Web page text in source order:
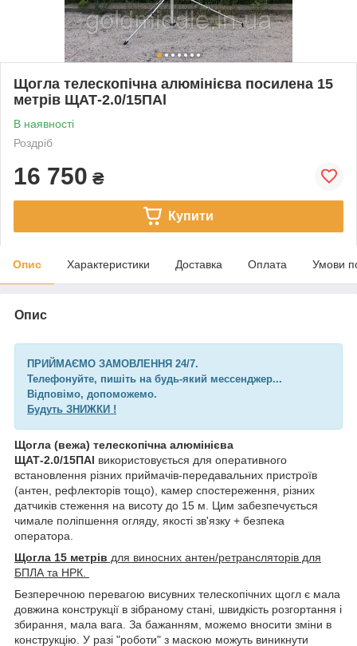
Щогла телескопічна алюмінієва посилена 15
метрів ЩАТ-2.0/15ПAl
В наявності
Роздріб
16 750 ₴
Купити
Опис Характеристики Доставка Оплата Умови
Опис
ПРИЙМАЄМО ЗАМОВЛЕННЯ 24/7.
Телефонуйте, пишіть на будь-який мессенджер...
Відповімо, допоможемо.
Будуть ЗНИЖКИ !
Щогла (вежа) телескопічна алюмінієва
ЩАТ-2.0/15ПAl використовується для оперативного
встановлення різних приймачів-передавальних пристроїв
(антен, рефлекторів тощо), камер спостереження, різних
датчиків стеження на висоту до 15 м. Цим забезпечується
чимале поліпшення огляду, якості зв'язку + безпека
оператора.
Щогла 15 метрів для виносних антен/ретрансляторів для
БПЛА та НРК.
Безперечною перевагою висувних телескопічних щогл є мала
довжина конструкції в зібраному стані, швидкість розгортання і
збирання, мала вага. За бажанням, можемо вносити зміни в
конструкцію. У разі "роботи" з маскою можуть виникнути